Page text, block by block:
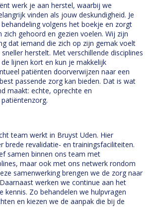
werk je aan herstel, waarbij we
vinden als jouw deskundigheid. Je
volgens het boekje en zorgt
gehoord en gezien voelen. Wij zijn
dat iemand die zich op zijn gemak voelt
herstelt. Met verschillende disciplines
lijnen kort en kun je makkelijk
patiënten doorverwijzen naar een
passende zorg kan bieden. Dat is wat
maakt: echte, oprechte en
team werkt in Bruyst Uden. Hier
brede revalidatie- en trainingsfaciliteiten.
samen binnen ons team met
maar ook met ons netwerk rondom
samenwerking brengen we de zorg naar
werken we continue aan het
kennis. Zo behandelen we hulpvragen
en kiezen we de aanpak die bij de